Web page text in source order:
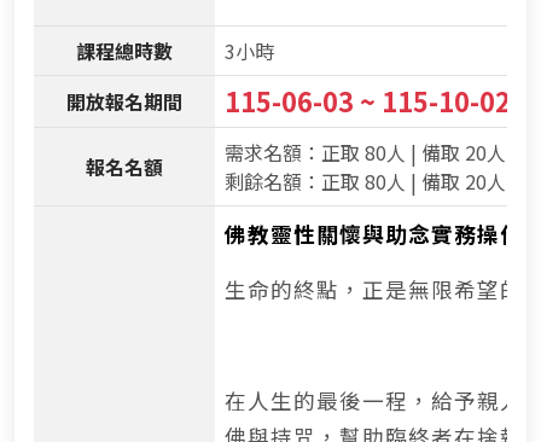
課程總時數
3小時
開放報名期間
115-06-03 ~ 115-10-02
報名名額
需求名額：正取 80人 | 備取 20人
剩餘名額：正取 80人 | 備取 20人
佛教靈性關懷與助念實務操作
生命的終點，正是無限希望的
在人生的最後一程，給予親人